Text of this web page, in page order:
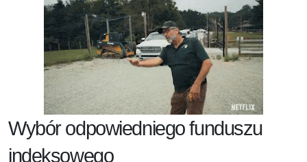
Wybór odpowiedniego funduszu
indeksowego